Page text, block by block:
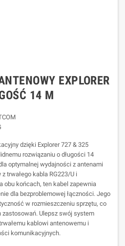
EXPLORER
14 M
dzięki Explorer 727 & 325
rozwiązaniu o długości 14
optymalnej wydajności z antenami
trwałego kabla RG223/U i
obu końcach, ten kabel zapewnia
dla bezproblemowej łączności. Jego
w rozmieszczeniu sprzętu, co
zastosowań. Ulepsz swój system
kablowi antenowemu i
komunikacyjnych.